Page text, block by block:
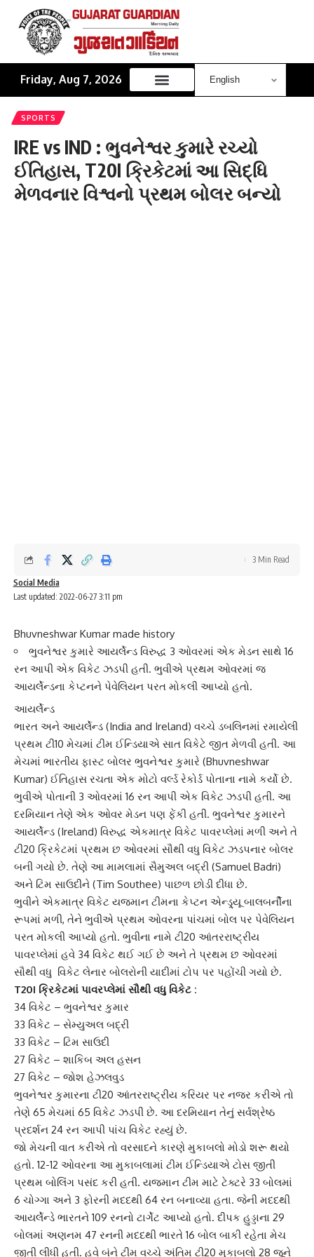
Friday, Aug 7, 2026
SPORTS
IRE vs IND : ભુવનેશ્વર કુમારે રચ્યો
ઈતિહાસ, T20I ક્રિકેટમાં આ સિદ્ધિ
મેળવનાર વિશ્વનો પ્રથમ બોલર બન્યો
Last updated: 2022-06-27 3:11 pm
Social Media
3 Min Read
Bhuvneshwar Kumar made history
ભુવનેશ્વર કુમારે આયર્લેન્ડ વિરુદ્ધ 3 ઓવરમાં એક મેડન સાથે 16
રન આપી એક વિકેટ ઝડપી હતી. ભુવીએ પ્રથમ ઓવરમાં જ
આયર્લેન્ડના કેપ્ટનને પેવેલિયન પરત મોકલી આપ્યો હતો.
આયર્લેન્ડ
ભારત અને આયર્લેન્ડ (India and Ireland) વચ્ચે ડબલિનમાં રમાયેલી
પ્રથમ ટી10 મેચમાં ટીમ ઈન્ડિયાએ સાત વિકેટે જીત મેળવી હતી. આ
મેચમાં ભારતીય ફાસ્ટ બોલર ભુવનેશ્વર કુમારે (Bhuvneshwar
Kumar) ઈતિહાસ રચતા એક મોટો વર્લ્ડ રેકોર્ડ પોતાના નામે કર્યો છે.
ભુવીએ પોતાની 3 ઓવરમાં 16 રન આપી એક વિકેટ ઝડપી હતી. આ
દરમિયાન તેણે એક ઓવર મેડન પણ ફેંકી હતી. ભુવનેશ્વર કુમારને
આયર્લેન્ડ (Ireland) વિરુદ્ધ એકમાત્ર વિકેટ પાવરપ્લેમાં મળી અને તે
ટી20 ક્રિકેટમાં પ્રથમ છ ઓવરમાં સૌથી વધુ વિકેટ ઝડપનાર બોલર
બની ગયો છે. તેણે આ મામલામાં સૈમુઅલ બદ્રી (Samuel Badri)
અને ટિમ સાઉદીને (Tim Southee) પાછળ છોડી દીધા છે.
ભુવીને એકમાત્ર વિકેટ યજમાન ટીમના કેપ્ટન એન્ડ્ર્યૂ બાલબર્નીના
રૂપમાં મળી, તેને ભુવીએ પ્રથમ ઓવરના પાંચમાં બોલ પર પેવેલિયન
પરત મોકલી આપ્યો હતો. ભુવીના નામે ટી20 આંતરરાષ્ટ્રીય
પાવરપ્લેમાં હવે 34 વિકેટ થઈ ગઈ છે અને તે પ્રથમ છ ઓવરમાં
સૌથી વધુ વિકેટ લેનાર બોલરોની યાદીમાં ટોપ પર પહોંચી ગયો છે.
T20I ક્રિકેટમાં પાવરપ્લેમાં સૌથી વધુ વિકેટ :
34 વિકેટ – ભુવનેશ્વર કુમાર
33 વિકેટ – સેમ્યુઅલ બદ્રી
33 વિકેટ – ટિમ સાઉદી
27 વિકેટ – શાકિબ અલ હસન
27 વિકેટ – જોશ હેઝલવુડ
ભુવનેશ્વર કુમારના ટી20 આંતરરાષ્ટ્રીય કરિયર પર નજર કરીએ તો
તેણે 65 મેચમાં 65 વિકેટ ઝડપી છે. આ દરમિયાન તેનું સર્વશ્રેષ્ઠ
પ્રદર્શન 24 રન આપી પાંચ વિકેટ રહ્યું છે.
જો મેચની વાત કરીએ તો વરસાદને કારણે મુકાબલો મોડો શરૂ થયો
હતો. 12-12 ઓવરના આ મુકાબલામાં ટીમ ઈન્ડિયાએ ટોસ જીતી
પ્રથમ બોલિંગ પસંદ કરી હતી. યજમાન ટીમ માટે ટેક્ટરે 33 બોલમાં
6 ચોગ્ગા અને 3 ફોરની મદદથી 64 રન બનાવ્યા હતા. જેની મદદથી
આયર્લેન્ડે ભારતને 109 રનનો ટાર્ગેટ આપ્યો હતો. દીપક હુડ્ડાના 29
બોલમાં અણનમ 47 રનની મદદથી ભારતે 16 બોલ બાકી રહેતા મેચ
જીતી લીધી હતી. હવે બંને ટીમ વચ્ચે અંતિમ ટી20 મુકાબલો 28 જૂને